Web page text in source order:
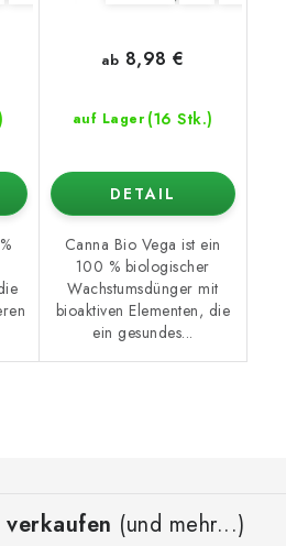
auf Lager (16 Stk.)
ab 8,98 €
DETAIL
Canna Bio Vega ist ein
100 % biologischer
Wachstumsdünger mit
bioaktiven Elementen, die
ein gesundes...
(und mehr...)